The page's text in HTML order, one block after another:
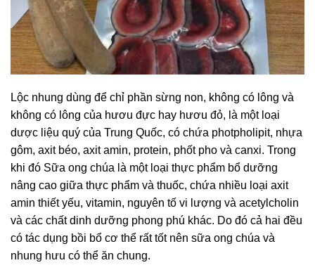
Lộc nhung dùng để chỉ phần sừng non, không có lông và
không có lông của hươu đực hay hươu đỏ, là một loại
dược liệu quý của Trung Quốc, có chứa photpholipit, nhựa
gôm, axit béo, axit amin, protein, phốt pho và canxi. Trong
khi đó Sữa ong chúa là một loại thực phẩm bổ dưỡng
nâng cao giữa thực phẩm và thuốc, chứa nhiều loại axit
amin thiết yếu, vitamin, nguyên tố vi lượng và acetylcholin
và các chất dinh dưỡng phong phú khác. Do đó cả hai đều
có tác dụng bồi bổ cơ thể rất tốt nên sữa ong chúa và
nhung hưu có thể ăn chung.